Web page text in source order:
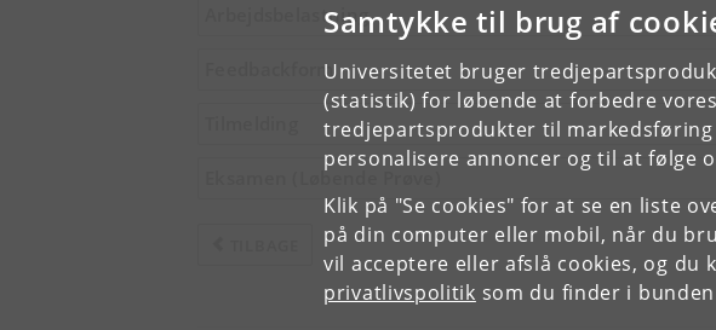
Samtykke til brug af
Universitetet bruger
(statistik) for løbende at forbedre
tredjepartsprodukter til
personalisere annoncer og til at følge
Klik på "Se cookies" for at se en liste
på din computer eller mobil, når du
vil acceptere eller afslå cookies, og
privatlivspolitik som du finder i
Arbejdsbelastning
Feedbackform
Eksamen (Løbende Prøve)